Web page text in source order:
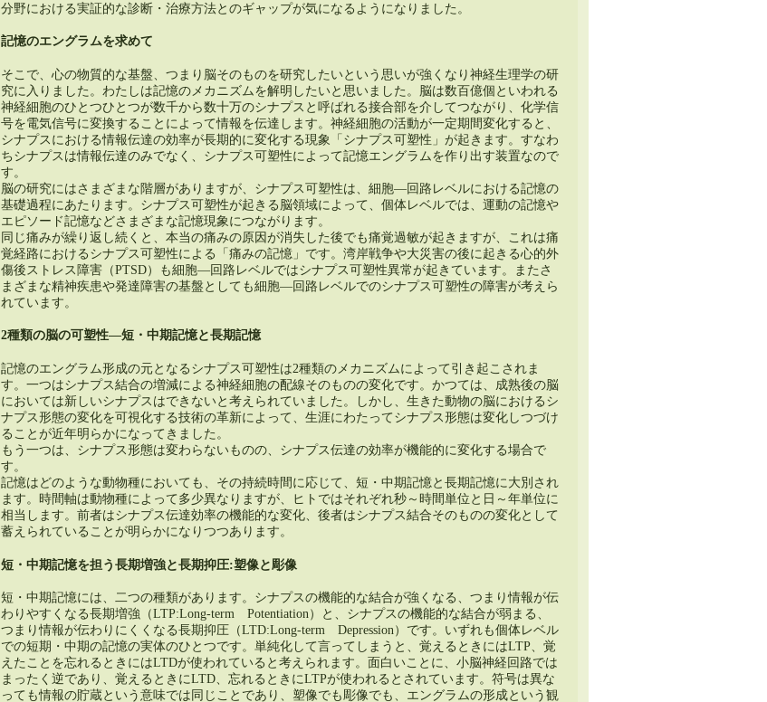
分野における実証的な診断・治療方法とのギャップが気になるようになりました。
記憶のエングラムを求めて
そこで、心の物質的な基盤、つまり脳そのものを研究したいという思いが強くなり神経生理学の研
究に入りました。わたしは記憶のメカニズムを解明したいと思いました。脳は数百億個といわれる
神経細胞のひとつひとつが数千から数十万のシナプスと呼ばれる接合部を介してつながり、化学信
号を電気信号に変換することによって情報を伝達します。神経細胞の活動が一定期間変化すると、
シナプスにおける情報伝達の効率が長期的に変化する現象「シナプス可塑性」が起きます。すなわ
ちシナプスは情報伝達のみでなく、シナプス可塑性によって記憶エングラムを作り出す装置なので
す。
脳の研究にはさまざまな階層がありますが、シナプス可塑性は、細胞―回路レベルにおける記憶の
基礎過程にあたります。シナプス可塑性が起きる脳領域によって、個体レベルでは、運動の記憶や
エピソード記憶などさまざまな記憶現象につながります。
同じ痛みが繰り返し続くと、本当の痛みの原因が消失した後でも痛覚過敏が起きますが、これは痛
覚経路におけるシナプス可塑性による「痛みの記憶」です。湾岸戦争や大災害の後に起きる心的外
傷後ストレス障害（PTSD）も細胞―回路レベルではシナプス可塑性異常が起きています。またさ
まざまな精神疾患や発達障害の基盤としても細胞―回路レベルでのシナプス可塑性の障害が考えら
れています。
2種類の脳の可塑性―短・中期記憶と長期記憶
記憶のエングラム形成の元となるシナプス可塑性は2種類のメカニズムによって引き起こされま
す。一つはシナプス結合の増減による神経細胞の配線そのものの変化です。かつては、成熟後の脳
においては新しいシナプスはできないと考えられていました。しかし、生きた動物の脳におけるシ
ナプス形態の変化を可視化する技術の革新によって、生涯にわたってシナプス形態は変化しつづけ
ることが近年明らかになってきました。
もう一つは、シナプス形態は変わらないものの、シナプス伝達の効率が機能的に変化する場合で
す。
記憶はどのような動物種においても、その持続時間に応じて、短・中期記憶と長期記憶に大別され
ます。時間軸は動物種によって多少異なりますが、ヒトではそれぞれ秒～時間単位と日～年単位に
相当します。前者はシナプス伝達効率の機能的な変化、後者はシナプス結合そのものの変化として
蓄えられていることが明らかになりつつあります。
短・中期記憶を担う長期増強と長期抑圧:塑像と彫像
短・中期記憶には、二つの種類があります。シナプスの機能的な結合が強くなる、つまり情報が伝
わりやすくなる長期増強（LTP:Long-term Potentiation）と、シナプスの機能的な結合が弱まる、
つまり情報が伝わりにくくなる長期抑圧（LTD:Long-term Depression）です。いずれも個体レベル
での短期・中期の記憶の実体のひとつです。単純化して言ってしまうと、覚えるときにはLTP、覚
えたことを忘れるときにはLTDが使われていると考えられます。面白いことに、小脳神経回路では
まったく逆であり、覚えるときにLTD、忘れるときにLTPが使われるとされています。符号は異な
っても情報の貯蔵という意味では同じことであり、塑像でも彫像でも、エングラムの形成という観